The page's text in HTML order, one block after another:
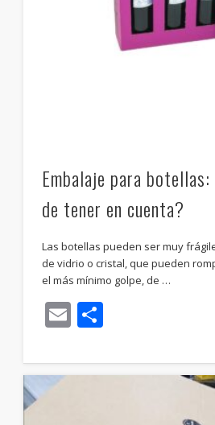
Embalaje para
de tener en cuenta?
Las botellas pueden ser muy
de vidrio o cristal, que pueden
el más mínimo golpe, de …
Email